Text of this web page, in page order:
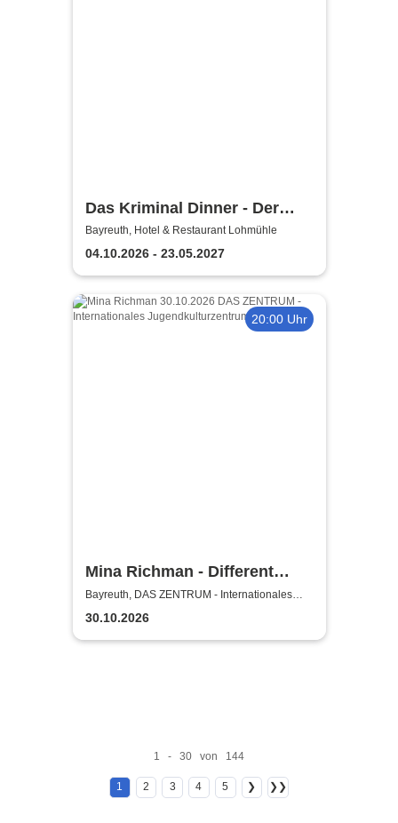
Das Kriminal Dinner - Der
Polterabendkiller
Bayreuth, Hotel & Restaurant Lohmühle
04.10.2026 - 23.05.2027
20:00 Uhr
Mina Richman - Different
Flavours Of Being Happy
Tour
Bayreuth, DAS ZENTRUM - Internationales
Jugendkulturzentrum Bayreuth
30.10.2026
1 - 30 von 144
1 2 3 4 5 ❯ ❯❯